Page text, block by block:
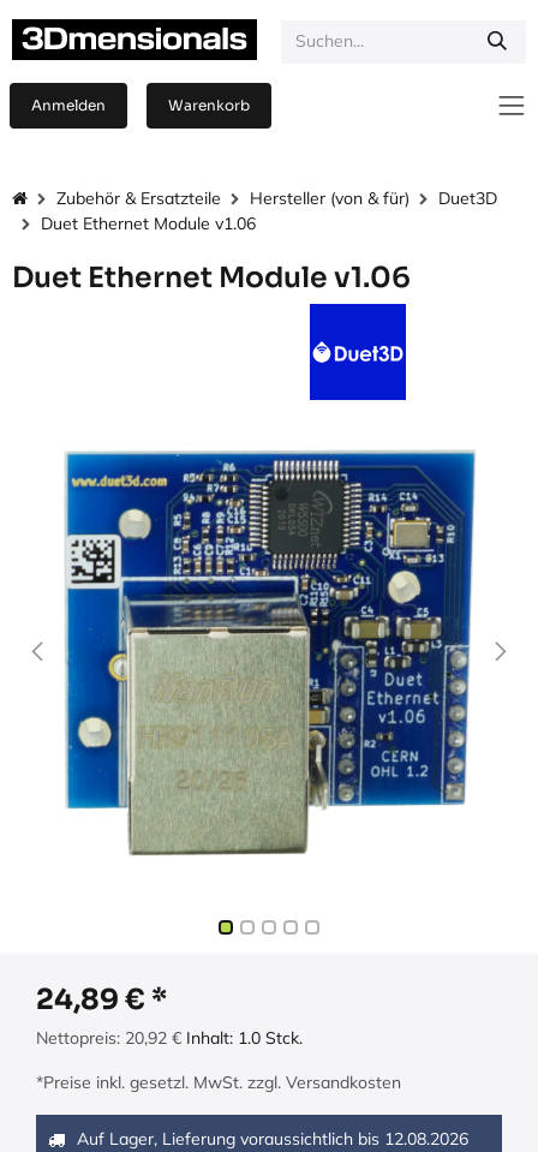
Anmelden Warenkorb
Zubehör & Ersatzteile Hersteller (von & für)
Duet3D
Duet Ethernet Module v1.06
Duet Ethernet Module v1.06
24,89 €
Nettopreis: 20,92 € Inhalt: 1.0 Stck.
*Preise inkl. gesetzl. MwSt. zzgl. Versandkosten
Auf Lager, Lieferung voraussichtlich bis 12.08.2026